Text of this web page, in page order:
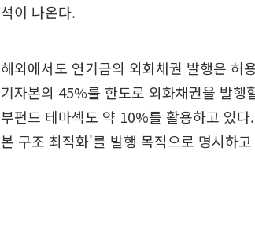
석이 나온다.
해외에서도 연기금의 외화채권 발행은 허
기자본의 45%를 한도로 외화채권을 발
부펀드 테마섹도 약 10%를 활용하고 있
본 구조 최적화'를 발행 목적으로 명시하